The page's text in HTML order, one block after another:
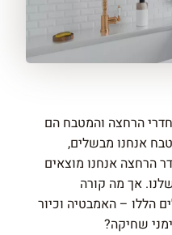
הרחצה והמטבח הם
אנחנו מבשלים,
הרחצה אנחנו מוצאים
אך מה קורה
הללו – האמבטיה וכיור
שחיקה?